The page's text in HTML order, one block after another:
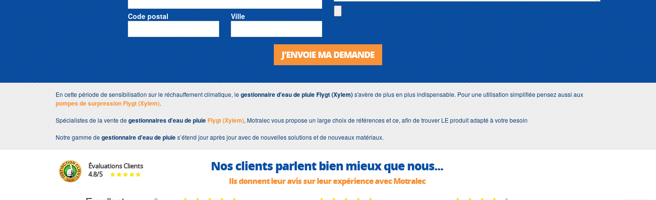
Code postal Ville
J'ENVOIE MA DEMANDE
En cette période de sensibilisation sur le réchauffement climatique, legestionnaire d'eau de pluie Flygt (Xylem)s'avère de plus en plus indispensable. Pour une utilisation simplifiée pensez aussi aux
pompes de surpression Flygt (Xylem).
Spécialistes de la vente degestionnaires d'eau de pluieFlygt (Xylem), Motralec vous propose un large choix de références et ce, afin de trouver LE produit adapté à votre besoin
Notre gamme degestionnaire d'eau de pluies’étend jour après jour avec de nouvelles solutions et de nouveaux matériaux.
Évaluations Clients
4.8/5 Nos clients parlent bien mieux que nous...
Ils donnent leur avis sur leur expérience avec Motralec